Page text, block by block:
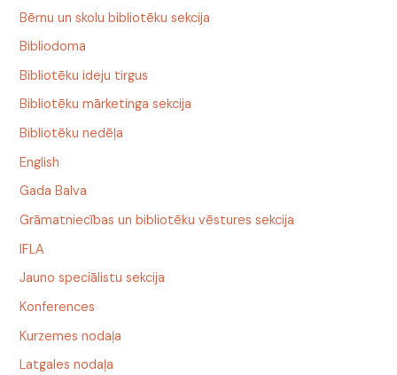
Bērnu un skolu bibliotēku sekcija
Bibliodoma
Bibliotēku ideju tirgus
Bibliotēku mārketinga sekcija
Bibliotēku nedēļa
English
Gada Balva
Grāmatniecības un bibliotēku vēstures sekcija
IFLA
Jauno speciālistu sekcija
Konferences
Kurzemes nodaļa
Latgales nodaļa